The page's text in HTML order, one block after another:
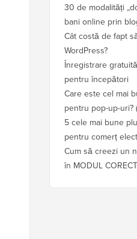
30 de modalități
bani online prin
Cât costă de fapt
WordPress?
Înregistrare
pentru începători
Care este cel mai
pentru pop-up-uri?
5 cele mai bune
pentru comerț
Cum să creezi un
în MODUL